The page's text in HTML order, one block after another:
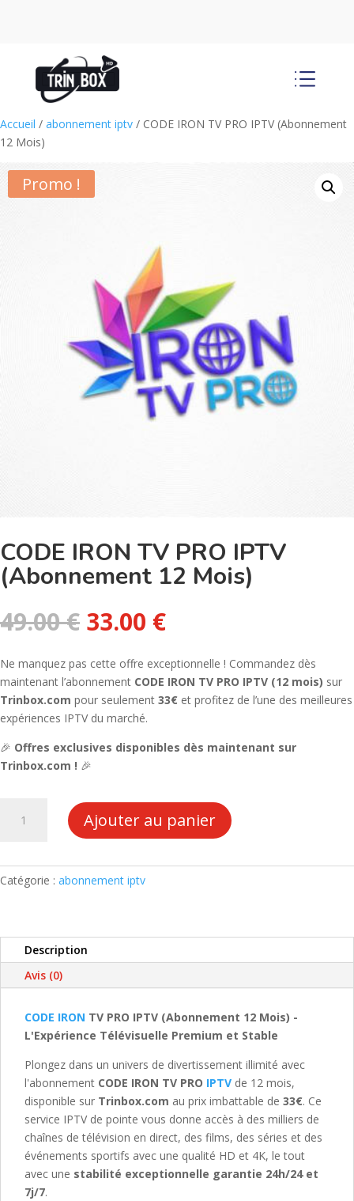
d
Accueil / abonnement iptv / CODE IRON TV PRO IPTV (Abonnement
12 Mois)
Promo !
CODE IRON TV PRO IPTV
(Abonnement 12 Mois)
49.00€ Le
prix
initial
était :
49.00 €.
33.00 €Le
actuel
est :
33.00 €.
Ne manquez pas cette offre exceptionnelle ! Commandez dès
maintenant l’abonnement CODE IRON TV PRO IPTV (12 mois) sur
Trinbox.com pour seulement 33€ et profitez de l’une des meilleures
expériences IPTV du marché.
🎉 Offres exclusives disponibles dès maintenant sur
Trinbox.com ! 🎉
TV
(Abonnement
Mois)
Ajouter au panier
Catégorie : abonnement iptv
Description
Avis (0)
CODE IRON TV PRO IPTV (Abonnement 12 Mois) -
L'Expérience Télévisuelle Premium et Stable
Plongez dans un univers de divertissement illimité avec
l'abonnement CODE IRON TV PRO IPTV de 12 mois,
disponible sur Trinbox.com au prix imbattable de 33€. Ce
service IPTV de pointe vous donne accès à des milliers de
chaînes de télévision en direct, des films, des séries et des
événements sportifs avec une qualité HD et 4K, le tout
avec une stabilité exceptionnelle garantie 24h/24 et
7j/7.